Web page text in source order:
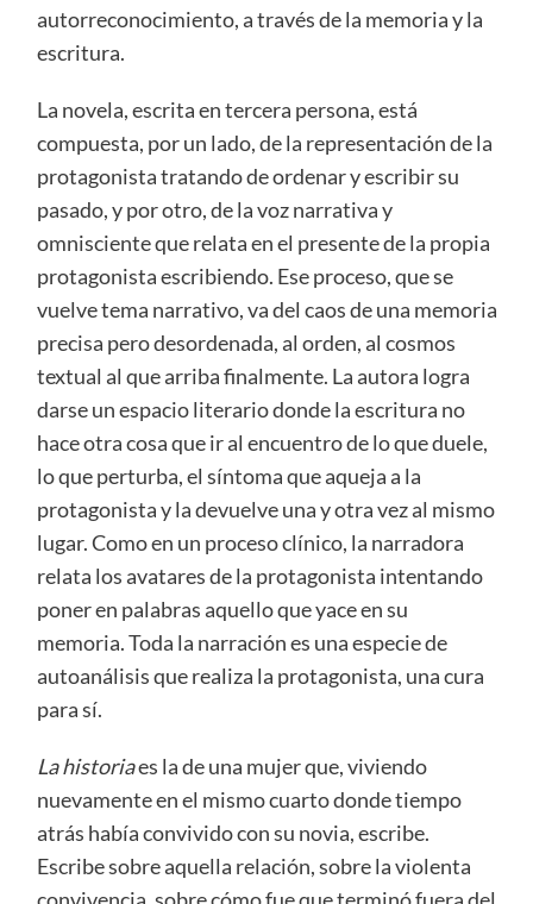
autorreconocimiento, a través de la memoria y la
escritura.
La novela, escrita en tercera persona, está
compuesta, por un lado, de la representación de la
protagonista tratando de ordenar y escribir su
pasado, y por otro, de la voz narrativa y
omnisciente que relata en el presente de la propia
protagonista escribiendo. Ese proceso, que se
vuelve tema narrativo, va del caos de una memoria
precisa pero desordenada, al orden, al cosmos
textual al que arriba finalmente. La autora logra
darse un espacio literario donde la escritura no
hace otra cosa que ir al encuentro de lo que duele,
lo que perturba, el síntoma que aqueja a la
protagonista y la devuelve una y otra vez al mismo
lugar. Como en un proceso clínico, la narradora
relata los avatares de la protagonista intentando
poner en palabras aquello que yace en su
memoria. Toda la narración es una especie de
autoanálisis que realiza la protagonista, una cura
para sí.
La historiaes la de una mujer que, viviendo
nuevamente en el mismo cuarto donde tiempo
atrás había convivido con su novia, escribe.
Escribe sobre aquella relación, sobre la violenta